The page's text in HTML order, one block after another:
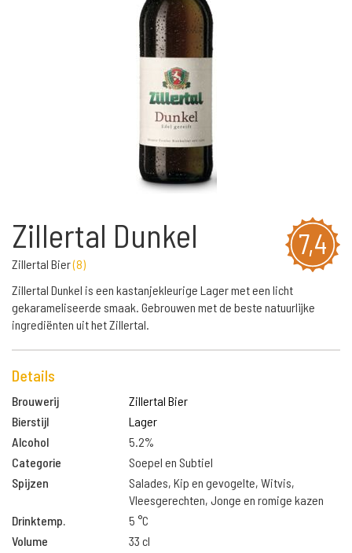
7,4
Zillertal Dunkel
Zillertal Bier(8)
Zillertal Dunkel is een kastanjekleurige Lager met een licht
gekarameliseerde smaak. Gebrouwen met de beste natuurlijke
ingrediënten uit het Zillertal.
Details
Brouwerij
Zillertal Bier
Bierstijl
Lager
Alcohol
5.2%
Categorie
Soepel en Subtiel
Spijzen
Salades, Kip en gevogelte, Witvis,
Vleesgerechten, Jonge en romige kazen
Drinktemp.
5 °C
Volume
33 cl